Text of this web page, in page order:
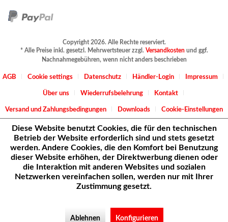
Copyright 2026. Alle Rechte reserviert.
* Alle Preise inkl. gesetzl. Mehrwertsteuer zzgl. Versandkostenund ggf.
Nachnahmegebühren, wenn nicht anders beschrieben
AGB Cookie settings Datenschutz Händler-Login Impressum
Über uns Wiederrufsbelehrung Kontakt
Versand und Zahlungsbedingungen Downloads Cookie-Einstellungen
Diese Website benutzt Cookies, die für den technischen
Betrieb der Website erforderlich sind und stets gesetzt
werden. Andere Cookies, die den Komfort bei Benutzung
dieser Website erhöhen, der Direktwerbung dienen oder
die Interaktion mit anderen Websites und sozialen
Netzwerken vereinfachen sollen, werden nur mit Ihrer
Zustimmung gesetzt.
Ablehnen Konfigurieren